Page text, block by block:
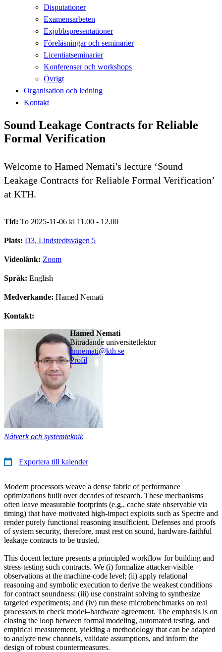
Disputationer
Examensarbeten
Exjobbspresentationer
Föreläsningar och seminarier
Licentiatseminarier
Konferenser och workshops
Övrigt
Organisation och ledning
Kontakt
Sound Leakage Contracts for Reliable
Formal Verification
Welcome to Hamed Nemati's lecture ‘Sound
Leakage Contracts for Reliable Formal Verification’
at KTH.
Tid: To 2025-11-06 kl 11.00 - 12.00
Plats: D3, Lindstedtsvägen 5
Videolänk: Zoom
Språk: English
Medverkande: Hamed Nemati
Kontakt:
Hamed Nemati
biträdande universitetlektor
hnnemati@kth.se
Profil
Nätverk och systemteknik
Exportera till kalender
Modern processors weave a dense fabric of performance
optimizations built over decades of research. These mechanisms
often leave measurable footprints (e.g., cache state observable via
timing) that have motivated high-impact exploits such as Spectre and
render purely functional reasoning insufficient. Defenses and proofs
of system security, therefore, must rest on sound, hardware-faithful
leakage contracts to be trusted.
This docent lecture presents a principled workflow for building and
stress-testing such contracts. We (i) formalize attacker-visible
observations at the machine-code level; (ii) apply relational
reasoning and symbolic execution to derive the weakest conditions
for contract soundness; (iii) use constraint solving to synthesize
targeted experiments; and (iv) run these microbenchmarks on real
processors to check model–hardware agreement. The emphasis is on
closing the loop between formal modeling, automated testing, and
empirical measurement, yielding a methodology that can be adapted
to analyze new channels, validate assumptions, and inform the
design of robust countermeasures.